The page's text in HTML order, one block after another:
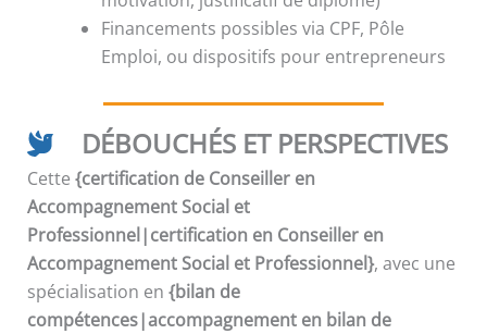
Financements possibles via CPF, Pôle
Emploi, ou dispositifs pour entrepreneurs
DÉBOUCHÉS ET PERSPECTIVES
Cette {certification de Conseiller en
Accompagnement Social et
Professionnel|certification en Conseiller en
Accompagnement Social et Professionnel}, avec une
spécialisation en {bilan de
compétences|accompagnement en bilan de